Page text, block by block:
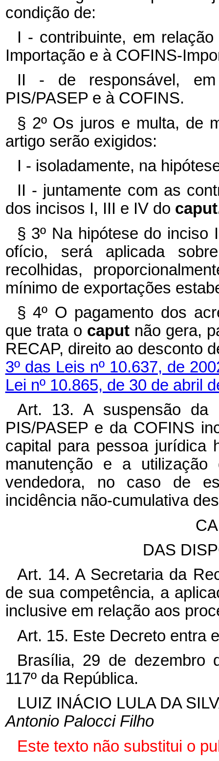
condição de:
I - contribuinte, em
Importação e à COFINS-
II - de responsável,
PIS/PASEP e à COFINS.
§ 2º Os juros e multa, de
artigo serão exigidos:
I - isoladamente, na
II - juntamente com as
dos incisos I, III e IV do
§ 3º Na hipótese do inciso
ofício, será aplicada
recolhidas,
mínimo de exportações
§ 4º O pagamento dos
que trata o caput não gera,
RECAP, direito ao desconto
3º das Leis nº 10.637, de
Lei nº 10.865, de 30 de abril
Art. 13. A suspensão da
PIS/PASEP e da COFINS
capital para pessoa jurídica
manutenção e a
vendedora, no caso de
incidência não-cumulativa
DAS
Art. 14. A Secretaria da
de sua competência, a
inclusive em relação aos
Art. 15. Este Decreto entra
Brasília, 29 de dezembro
117º da República.
LUIZ INÁCIO LULA DA
Antonio Palocci Filho
Este texto não substitui o